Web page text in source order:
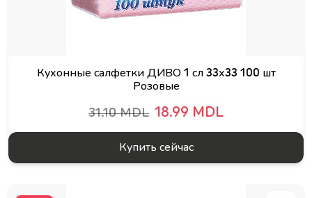
Кухонные салфетки ДИВО 1 сл 33х33 100 шт
Розовые
31.10 MDL 18.99 MDL
Купить сейчас